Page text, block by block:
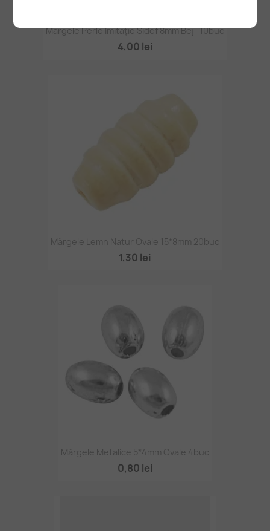
Mărgele Perle Imitație Sidef 8mm Bej -10buc
4,00 lei
Mărgele Lemn Natur Ovale 15*8mm 20buc
1,30 lei
Mărgele Metalice 5*4mm Ovale 4buc
0,80 lei